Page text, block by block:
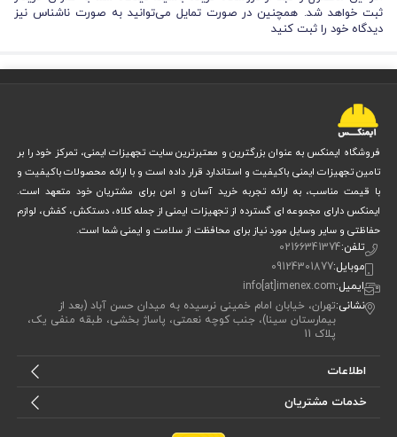
Sigmagloves 420
مقاومت مکانیکی بالایی در برابر پارگی و ساییدگی دارد.
روکش کف دست دستکش Sigmagloves 420 از لاتکس طبیعی (NR) با بافت
چروکیده و نیم‌فرورفته است که قدرت چسبندگی را در محیط‌های مرطوب و
دست‌ها سازگار باشد.
همچنین دارا بودن استاندارد اروپایی EN388 تضمین می‌کند که این دستکش
در برابر خطرات مکانیکی از جمله سایش، بریدگی و سوراخ شدن مقاوم است.
کاربرد دستکش کار لاتکس سیگما مدل Sigmagloves
420
ثبت خواهد شد. همچنین در صورت تمایل می‌توانید به صورت ناشناس نیز
دیدگاه خود را ثبت کنید
فروشگاه ایمنکس به عنوان بزرگترین و معتبرترین سایت تجهیزات ایمنی، تمرکز خود را بر
تامین تجهیزات ایمنی باکیفیت و استاندارد قرار داده است و با ارائه محصولات باکیفیت و
با قیمت مناسب، به ارائه تجربه خرید آسان و امن برای مشتریان خود متعهد است.
ایمنکس دارای مجموعه ای گسترده از تجهیزات ایمنی از جمله کلاه، دستکش، کفش، لوازم
حفاظتی و سایر وسایل مورد نیاز برای محافظت از سلامت و ایمنی شما است.
تلفن:02166341374
موبایل:09124301877
ایمیل:info[at]imenex.com
نشانی:تهران، خیابان امام خمینی نرسیده به میدان حسن آباد (بعد از
بیمارستان سینا)، جنب کوچه نعمتی، پاساژ بخشی، طبقه منفی یک،
پلاک 11
اطلاعات
خدمات مشتریان